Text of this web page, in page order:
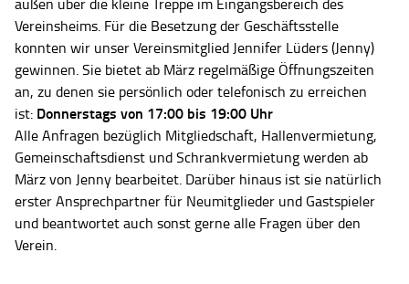
außen über die kleine Treppe im Eingangsbereich des
Vereinsheims. Für die Besetzung der Geschäftsstelle
konnten wir unser Vereinsmitglied Jennifer Lüders (Jenny)
gewinnen. Sie bietet ab März regelmäßige Öffnungszeiten
an, zu denen sie persönlich oder telefonisch zu erreichen
ist: Donnerstags von 17:00 bis 19:00 Uhr
Alle Anfragen bezüglich Mitgliedschaft, Hallenvermietung,
Gemeinschaftsdienst und Schrankvermietung werden ab
März von Jenny bearbeitet. Darüber hinaus ist sie natürlich
erster Ansprechpartner für Neumitglieder und Gastspieler
und beantwortet auch sonst gerne alle Fragen über den
Verein.